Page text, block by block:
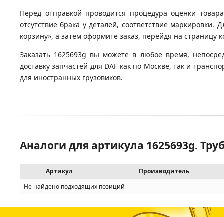
Перед отправкой проводится процедура оценки
отсутствие брака у деталей, соответствие
корзину», а затем оформите заказ, перейдя на страницу
Заказать 1625693g вы можете в любое время,
доставку запчастей для DAF как по Москве, так и
для иностранных грузовиков.
Аналоги для артикула 1625693g.
Артикул
Производитель
Не найдено подходящих позиций